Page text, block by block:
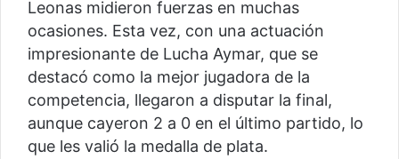
Leonas midieron fuerzas en muchas
ocasiones. Esta vez, con una actuación
impresionante de Lucha Aymar, que se
destacó como la mejor jugadora de la
competencia, llegaron a disputar la final,
aunque cayeron 2 a 0 en el último partido, lo
que les valió la medalla de plata.